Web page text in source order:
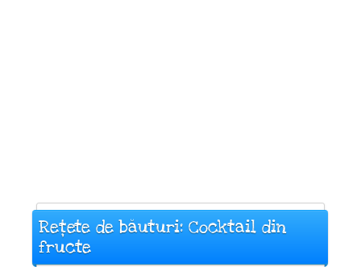
Rețete de băuturi: Cocktail din
fructe